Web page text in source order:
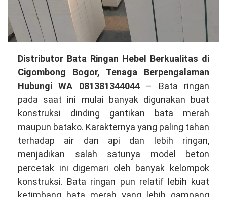
Distributor
Bata
Ringan
Hebel
Berkualitas
di
Cigombong
Bogor,
Tenaga
Mahir
Hubungi
Distributor Bata Ringan Hebel Berkualitas di
Cigombong Bogor, Tenaga Berpengalaman
Hubungi WA 081381344044– Bata ringan
pada saat ini mulai banyak digunakan buat
konstruksi dinding gantikan bata merah
maupun batako. Karakternya yang paling tahan
terhadap air dan api dan lebih ringan,
menjadikan salah satunya model beton
percetak ini digemari oleh banyak kelompok
konstruksi. Bata ringan pun relatif lebih kuat